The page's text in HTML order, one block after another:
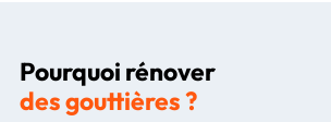
Pourquoi rénover
des gouttières ?